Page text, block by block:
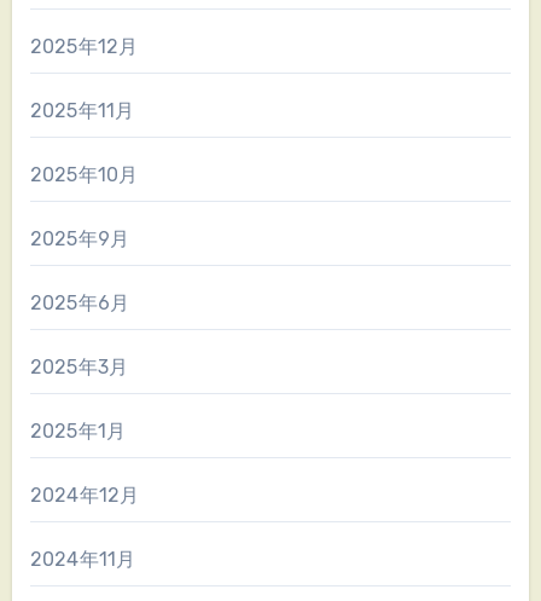
2025年12月
2025年11月
2025年10月
2025年9月
2025年6月
2025年3月
2025年1月
2024年12月
2024年11月